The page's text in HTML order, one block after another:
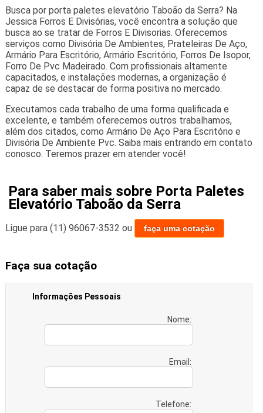
Busca por porta paletes elevatório Taboão da Serra? Na
Jessica Forros E Divisórias, você encontra a solução que
busca ao se tratar de Forros E Divisorias. Oferecemos
serviços como Divisória De Ambientes, Prateleiras De Aço,
Armário Para Escritório, Armário Escritório, Forros De Isopor,
Forro De Pvc Madeirado. Com profissionais altamente
capacitados, e instalações modernas, a organização é
capaz de se destacar de forma positiva no mercado.
Executamos cada trabalho de uma forma qualificada e
excelente, e também oferecemos outros trabalhamos,
além dos citados, como Armário De Aço Para Escritório e
Divisória De Ambiente Pvc. Saiba mais entrando em contato
conosco. Teremos prazer em atender você!
Para saber mais sobre Porta Paletes
Elevatório Taboão da Serra
Ligue para (11) 96067-3532 ou faça uma cotação
Faça sua cotação
Informações Pessoais
Nome:
Email:
Telefone: